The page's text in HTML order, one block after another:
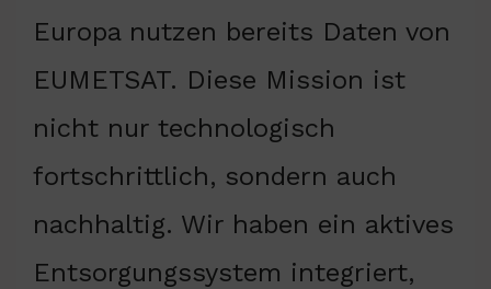
Europa nutzen bereits Daten von
EUMETSAT. Diese Mission ist
nicht nur technologisch
fortschrittlich, sondern auch
nachhaltig. Wir haben ein aktives
Entsorgungssystem integriert,